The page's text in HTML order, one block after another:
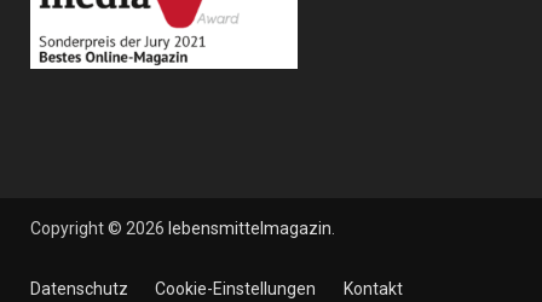
Copyright © 2026 lebensmittelmagazin
Datenschutz Cookie-Einstellungen Kontakt